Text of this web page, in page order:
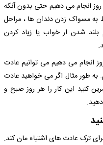
انجام می دهیم حتی بدون آنکه
به مسواک زدن دندان ها ، مراحل
شدن از خواب یا زیاد کردن
انجام می دهیم می توانیم عادت
به طور مثال اگر می خواهید عادت
تمرین کنید این کار را هر روز صبح و
ترک عادت های اشتباه مان کند.